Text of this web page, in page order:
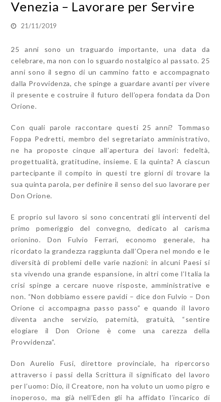
Venezia – Lavorare per Servire
21/11/2019
25 anni sono un traguardo importante, una data da
celebrare, ma non con lo sguardo nostalgico al passato. 25
anni sono il segno di un cammino fatto e accompagnato
dalla Provvidenza, che spinge a guardare avanti per vivere
il presente e costruire il futuro dell’opera fondata da Don
Orione.
Con quali parole raccontare questi 25 anni? Tommaso
Foppa Pedretti, membro del segretariato amministrativo,
ne ha proposte cinque all’apertura dei lavori: fedeltà,
progettualità, gratitudine, insieme. E la quinta? A ciascun
partecipante il compito in questi tre giorni di trovare la
sua quinta parola, per definire il senso del suo lavorare per
Don Orione.
E proprio sul lavoro si sono concentrati gli interventi del
primo pomeriggio del convegno, dedicato al carisma
orionino. Don Fulvio Ferrari, economo generale, ha
ricordato la grandezza raggiunta dall’Opera nel mondo e le
diversità di problemi delle varie nazioni: in alcuni Paesi si
sta vivendo una grande espansione, in altri come l’Italia la
crisi spinge a cercare nuove risposte, amministrative e
non. “Non dobbiamo essere pavidi – dice don Fulvio – Don
Orione ci accompagna passo passo” e quando il lavoro
diventa anche servizio, paternità, gratuità, “sentire
elogiare il Don Orione è come una carezza della
Provvidenza”.
Don Aurelio Fusi, direttore provinciale, ha ripercorso
attraverso i passi della Scrittura il significato del lavoro
per l’uomo: Dio, il Creatore, non ha voluto un uomo pigro e
inoperoso, ma già nell’Eden gli ha affidato l’incarico di